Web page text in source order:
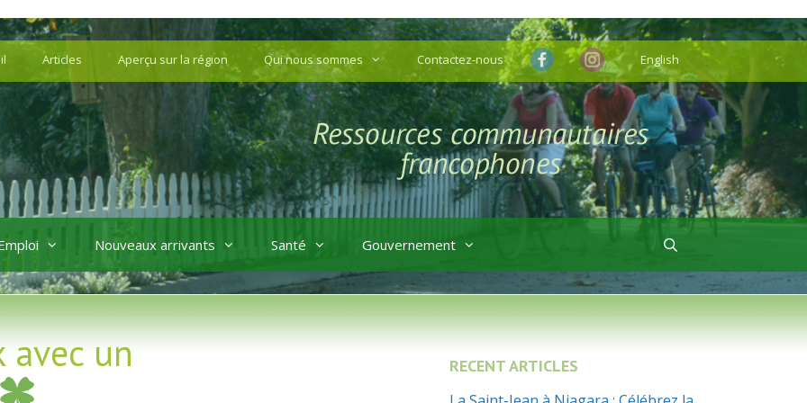
Articles Aperçu sur la région Qui nous sommes Contactez-nous English
Nouveaux arrivants Santé Gouvernement
avec un
RECENT ARTICLES